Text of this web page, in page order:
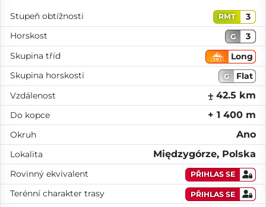
Stupeň obtížnosti RMT
3
Horskost
G
3
Skupina tříd
Long
Skupina horskosti
G
Flat
Vzdálenost
⨦ 42.5 km
Do kopce + 1 400 m
Okruh Ano
Lokalita Międzygórze, Polska
Rovinný ekvivalent PŘIHLAS SE
Terénní charakter trasy PŘIHLAS SE